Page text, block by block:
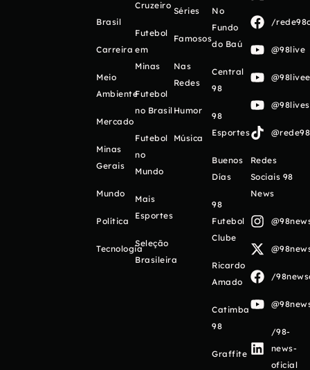
Brasil
Carreira
Meio
Ambiente
Mercado
Minas
Gerais
Mundo
Política
Tecnologia
Cruzeiro
Futebol
em
Minas
Futebol
no Brasil
Futebol
no
Mundo
Mais
Esportes
Seleção
Brasileira
Séries
Famosos
Nas
Redes
Humor
Música
No
Fundo
do Baú
Central
98
98
Esportes
Buenos
Días
98
Futebol
Clube
Ricardo
Amado
Catimba
98
Graffite
/
@98live
Redes
Sociais 98
News
/
/98-
news-
oficial